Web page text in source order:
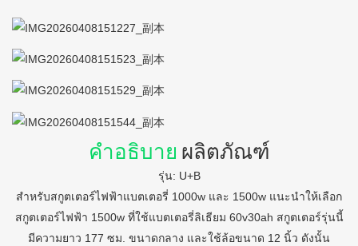
คำอธิบาย ผลิตภัณฑ์
รุ่น: U+B
สำหรับสกูตเตอร์ไฟฟ้าแบตเตอรี่ 1000w และ 1500w แนะนำให้เลือก
สกูตเตอร์ไฟฟ้า 1500w ที่ใช้แบตเตอรี่ลิเธียม 60v30ah สกูตเตอร์รุ่นนี้
มีความยาว 177 ซม. ขนาดกลาง และใช้ล้อขนาด 12 นิ้ว ดังนั้น